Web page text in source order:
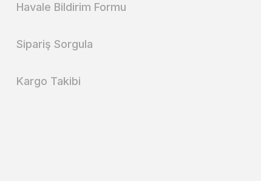
Havale Bildirim Formu
Sipariş Sorgula
Kargo Takibi